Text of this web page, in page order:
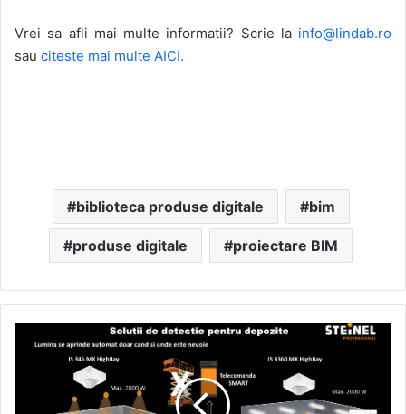
Vrei sa afli mai multe informatii? Scrie la info@lindab.ro
sau citeste mai multe AICI.
biblioteca produse digitale bim
produse digitale proiectare BIM
Steinel:
"Provocările
tehnologice